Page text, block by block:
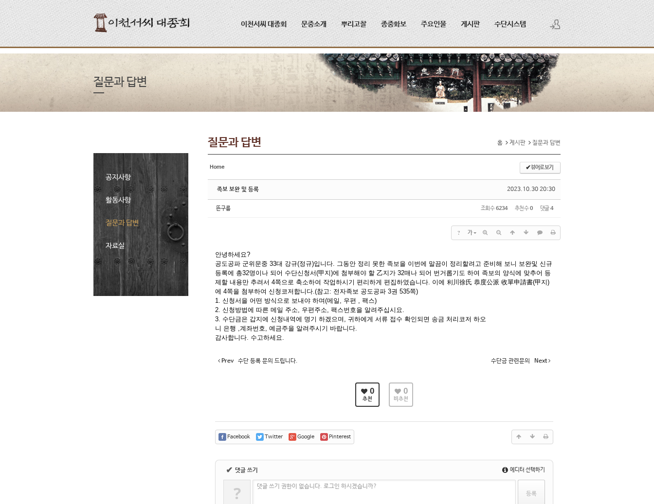
메뉴 건너뛰기
로그인
회원가입
이천서씨 대종회 문중소개 뿌리고찰 종중화보 주요인물 게시판 수단시스템
질문과 답변
공지사항
활동사항
질문과 답변
자료실
질문과 답변 홈 게시판 질문과 답변
Home ✔뷰어로 보기
2023.10.30 20:30
족보 보완 및 등록
뜬구름 조회 수6234 추천 수0 댓글4
? 가
안녕하세요?
공도공파 군위문중 33대 강규(정규)입니다. 그동안 정리 못한 족보을 이번에 말끔이 정리할려고 준비해 보니 보완및 신규
등록에 총32명이나 되어 수단신청서(甲지)에 첨부해야 할 乙지가 32매나 되어 번거롭기도 하여 족보의 양식에 맞추어 등
제할 내용만 추려서 4쪽으로 축소하여 작업하시기 편리하게 편집하였습니다. 이에 利川徐氏 恭度公派 收單申請書(甲지)
에 4쪽을 첨부하여 신청코저합니다.(참고: 전자족보 공도공파 3권 535쪽)
1. 신청서을 어떤 방식으로 보내야 하며(메일, 우편 , 팩스)
2. 신청방법에 따른 메일 주소, 우편주소, 팩스번호을 알려주십시요.
3. 수단금은 갑지에 신청내역에 명기 하겠으며, 귀하에게 서류 접수 확인되면 송금 처리코저 하오
니 은행 ,계좌번호, 예금주을 알려주시기 바랍니다.
감사합니다. 수고하세요.
Prev 수단 등록 문의 드립니다. 수단금 관련문의 Next
0
추천
0
비추천
Facebook Twitter Google Pinterest
✔ 댓글 쓰기 에디터 선택하기
? 댓글 쓰기 권한이 없습니다. 로그인 하시겠습니까?